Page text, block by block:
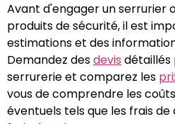
Avant d'engager un serrurier
produits de sécurité, il est
estimations et des
Demandez desdevis détaillés
serrurerie et comparez les
vous de comprendre les
éventuels tels que les frais